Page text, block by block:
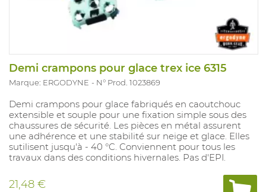
Demi crampons pour glace trex ice 6315
Marque: ERGODYNE N° Prod. 1023869
Demi crampons pour glace fabriqués en caoutchouc
extensible et souple pour une fixation simple sous des
chaussures de sécurité. Les pièces en métal assurent
une adhérence et une stabilité sur neige et glace. Elles
sutilisent jusqu'à - 40 °C. Conviennent pour tous les
travaux dans des conditions hivernales. Pas d'EPI.
21,48 €